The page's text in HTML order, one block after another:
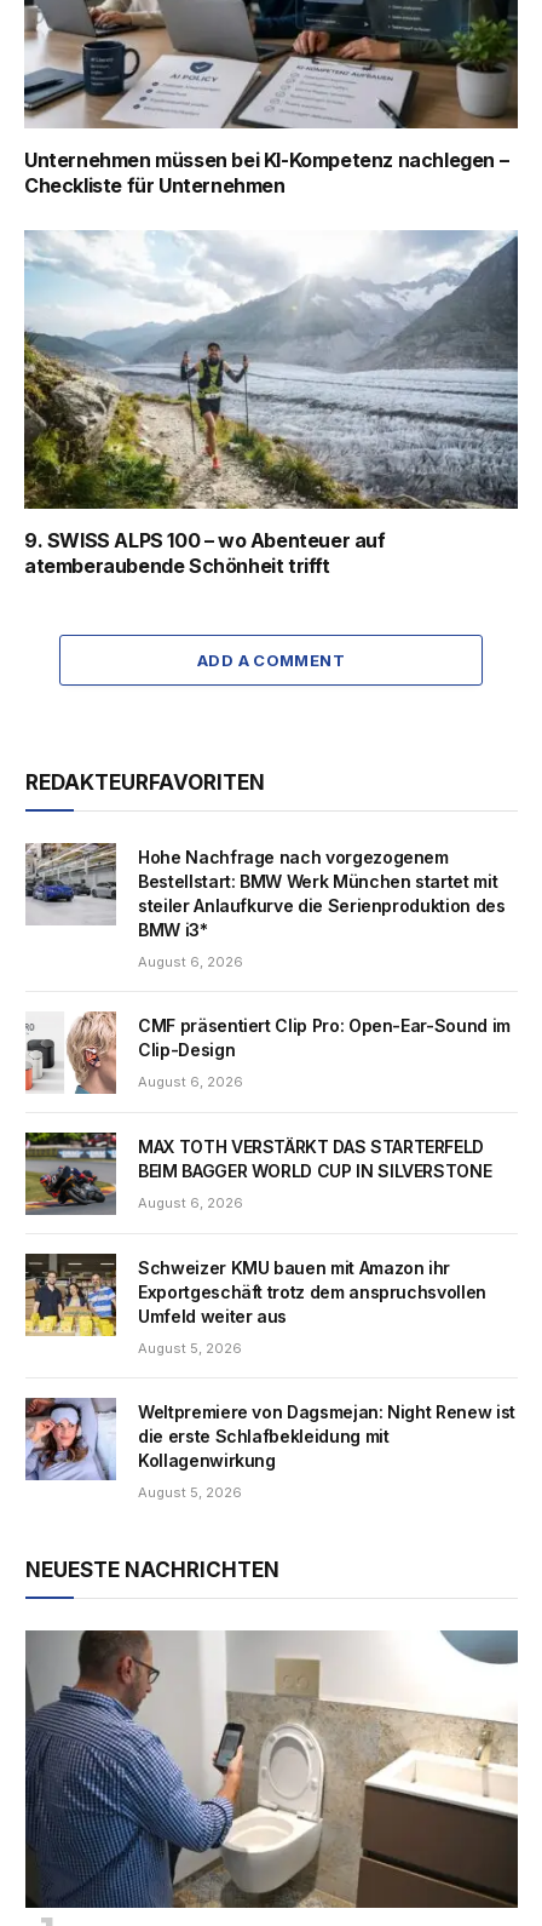
Unternehmen müssen bei KI-Kompetenz nachlegen –
Checkliste für Unternehmen
9. SWISS ALPS 100 – wo Abenteuer auf
atemberaubende Schönheit trifft
ADD A COMMENT
REDAKTEURFAVORITEN
Hohe Nachfrage nach vorgezogenem
Bestellstart: BMW Werk München startet mit
steiler Anlaufkurve die Serienproduktion des
BMW i3*
August 6, 2026
CMF präsentiert Clip Pro: Open-Ear-Sound im
Clip-Design
August 6, 2026
MAX TOTH VERSTÄRKT DAS STARTERFELD
BEIM BAGGER WORLD CUP IN SILVERSTONE
August 6, 2026
Schweizer KMU bauen mit Amazon ihr
Exportgeschäft trotz dem anspruchsvollen
Umfeld weiter aus
August 5, 2026
Weltpremiere von Dagsmejan: Night Renew ist
die erste Schlafbekleidung mit
Kollagenwirkung
August 5, 2026
NEUESTE NACHRICHTEN